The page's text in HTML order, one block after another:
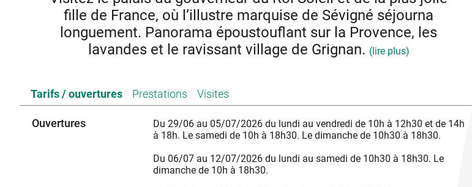
Aires camping-cars
fille de France, où l’illustre marquise de Sévigné séjourna
longuement. Panorama époustouflant sur la Provence, les
lavandes et le ravissant village de Grignan. (lire plus)
fille de la marquise de Sévigné et plus jolie fille de France. La Marquise séjourne longuement au
château et destine à sa chère fille des centaines de lettres, qui la rendront immensément célèbre. Le
monument, riche de 1000 ans d’histoire, offre un panorama époustouflant sur la Provence, le Mont-
Ventoux, les lavandes et Grignan, l’un des plus beaux villages de France.
En 2026, plongez au cœur d’un siècle de légende, avec la célébration des 400 ans de la naissance de la
Marquise et l’inauguration du deuxième étage du château, entièrement revisité et consacré au 17e.
Tarifs / ouvertures Prestations Visites
Ouvertures
Du 29/06 au 05/07/2026 du lundi au vendredi de 10h à 12h30 et de 14h
à 18h. Le samedi de 10h à 18h30. Le dimanche de 10h30 à 18h30.
Du 06/07 au 12/07/2026 du lundi au samedi de 10h30 à 18h30. Le
dimanche de 10h à 18h30.